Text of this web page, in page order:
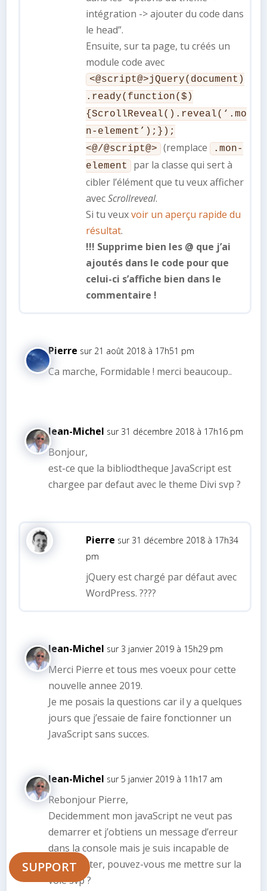
intégration -> ajouter du code dans
le head”.
Ensuite, sur ta page, tu créés un
module code avec
<@script@>jQuery(document)
.ready(function($)
{ScrollReveal().reveal(‘.mo
n-element’);});
<@/@script@>
(remplace .mon-
element
par la classe qui sert à
cibler l’élément que tu veux afficher
avecScrollreveal.
Si tu veuxvoir un aperçu rapide du
résultat.
!!! Supprime bien les @ que j’ai
ajoutés dans le code pour que
celui-ci s’affiche bien dans le
commentaire !
Pierre sur 21 août 2018 à 17h51 pm
Ca marche, Formidable ! merci beaucoup..
Jean-Michel sur 31 décembre 2018 à 17h16 pm
Bonjour,
est-ce que la bibliodtheque JavaScript est
chargee par defaut avec le theme Divi svp ?
Pierre sur 31 décembre 2018 à 17h34
pm
jQuery est chargé par défaut avec
WordPress. ????
Jean-Michel sur 3 janvier 2019 à 15h29 pm
Merci Pierre et tous mes voeux pour cette
nouvelle annee 2019.
Je me posais la questions car il y a quelques
jours que j’essaie de faire fonctionner un
JavaScript sans succes.
Jean-Michel sur 5 janvier 2019 à 11h17 am
Rebonjour Pierre,
Decidemment mon javaScript ne veut pas
demarrer et j’obtiens un message d’erreur
dans la console mais je suis incapable de
l’interpreter, pouvez-vous me mettre sur la
voie svp ?
SUPPORT